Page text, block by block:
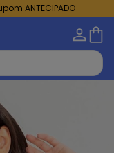
ANTECIPADO